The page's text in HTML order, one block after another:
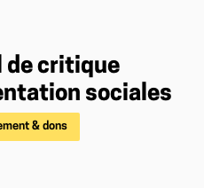
de critique
sociales
& dons